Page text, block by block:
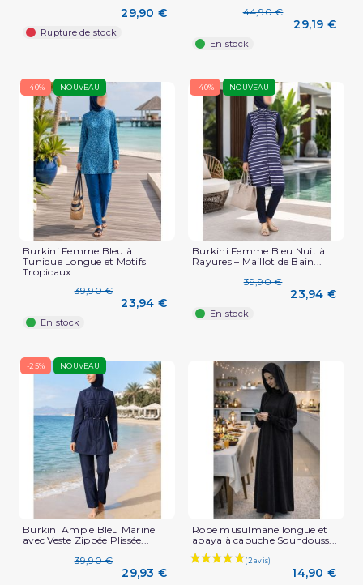
29,90 €
Rupture de stock
44,90 €
29,19 €
En stock
-40% NOUVEAU
Burkini Femme Bleu à
Tunique Longue et Motifs
Tropicaux
39,90 €
23,94 €
En stock
-40% NOUVEAU
Burkini Femme Bleu Nuit à
Rayures – Maillot de Bain...
39,90 €
23,94 €
En stock
-25% NOUVEAU
Burkini Ample Bleu Marine
avec Veste Zippée Plissée...
39,90 €
29,93 €
Robe musulmane longue et
abaya à capuche Soundouss...
14,90 €